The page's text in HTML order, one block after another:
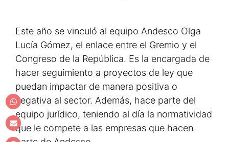
Este año se vinculó al equipo Andesco Olga
Lucía Gómez, el enlace entre el Gremio y el
Congreso de la República. Es la encargada de
hacer seguimiento a proyectos de ley que
puedan impactar de manera positiva o
negativa al sector. Además, hace parte del
equipo jurídico, teniendo al día la normatividad
que le compete a las empresas que hacen